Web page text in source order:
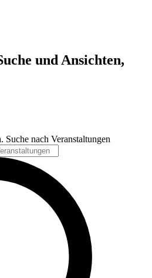
und Ansichten,
nach Veranstaltungen